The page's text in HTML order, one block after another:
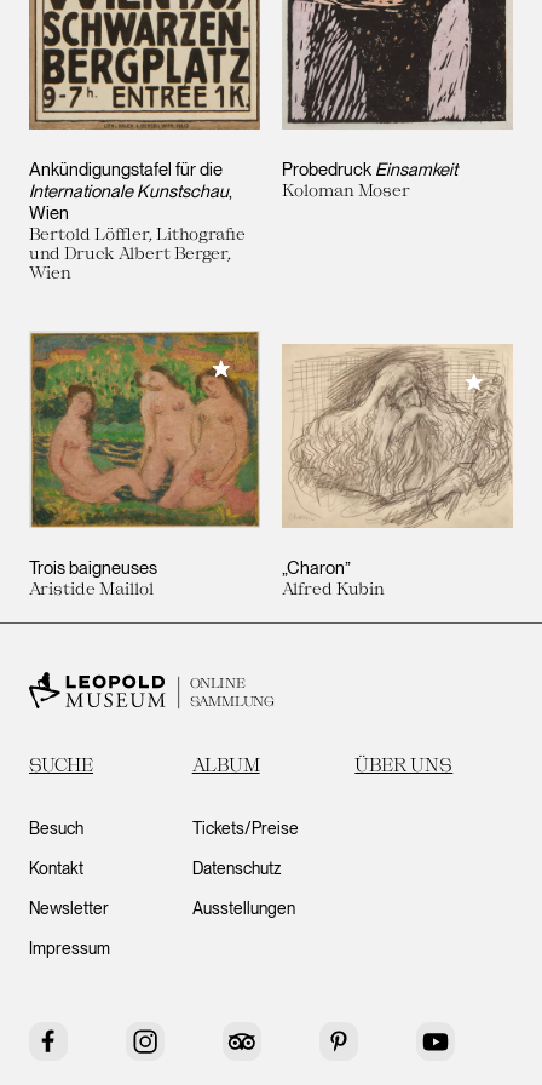
Ankündigungstafel für die
Internationale Kunstschau,
Wien
Bertold Löffler, Lithografie
und Druck Albert Berger,
Wien
Probedruck Einsamkeit
Koloman Moser
Trois baigneuses
Aristide Maillol
Meiner Sammlung hinzufügen
„Charon”
Alfred Kubin
Meiner
ONLINE
SAMMLUNG
SUCHE ALBUM ÜBER UNS
Besuch
Kontakt
Newsletter
Impressum
Tickets/Preise
Datenschutz
Ausstellungen
Facebook Instagram Tripadvisor Pinterest YouTube